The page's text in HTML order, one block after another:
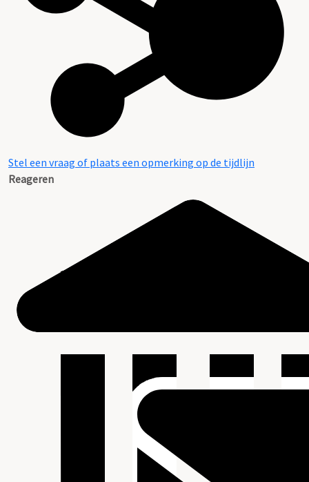
Stel een vraag of plaats een opmerking op de tijdlijn
Reageren